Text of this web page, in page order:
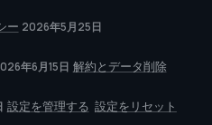
ー 2026年5月25日
年6月15日 解約とデータ削除
設定を管理する 設定をリセット